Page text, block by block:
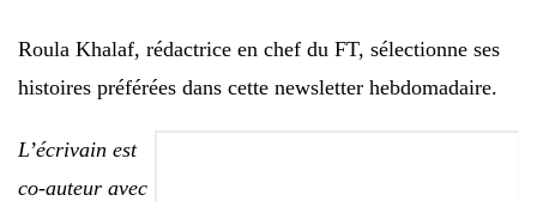
Roula Khalaf, rédactrice en chef du FT, sélectionne ses
histoires préférées dans cette newsletter hebdomadaire.
L’écrivain est
co-auteur avec